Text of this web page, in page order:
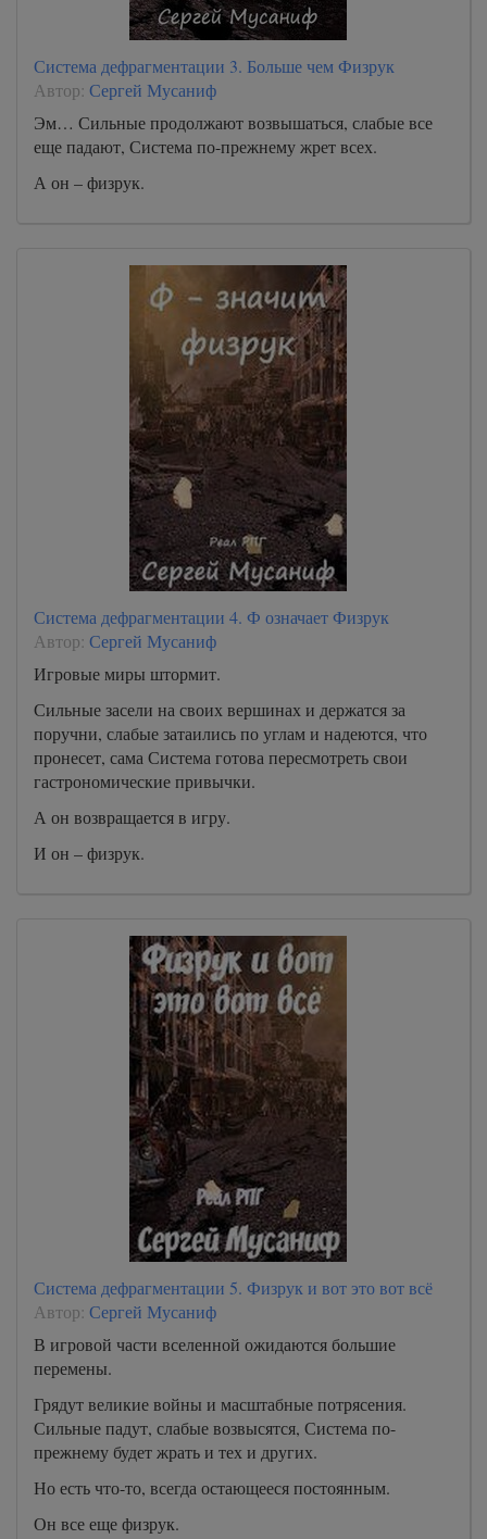
Система дефрагментации 3. Больше чем Физрук
Автор: Сергей Мусаниф
Эм… Сильные продолжают возвышаться, слабые все
еще падают, Система по-прежнему жрет всех.
А он – физрук.
Система дефрагментации 4. Ф означает Физрук
Автор: Сергей Мусаниф
Игровые миры штормит.
Сильные засели на своих вершинах и держатся за
поручни, слабые затаились по углам и надеются, что
пронесет, сама Система готова пересмотреть свои
гастрономические привычки.
А он возвращается в игру.
И он – физрук.
Система дефрагментации 5. Физрук и вот это вот всё
Автор: Сергей Мусаниф
В игровой части вселенной ожидаются большие
перемены.
Грядут великие войны и масштабные потрясения.
Сильные падут, слабые возвысятся, Система по-
прежнему будет жрать и тех и других.
Но есть что-то, всегда остающееся постоянным.
Он все еще физрук.